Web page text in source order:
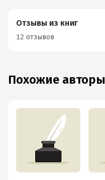
Отзывы из книг
12 отзывов
Похожие авторы